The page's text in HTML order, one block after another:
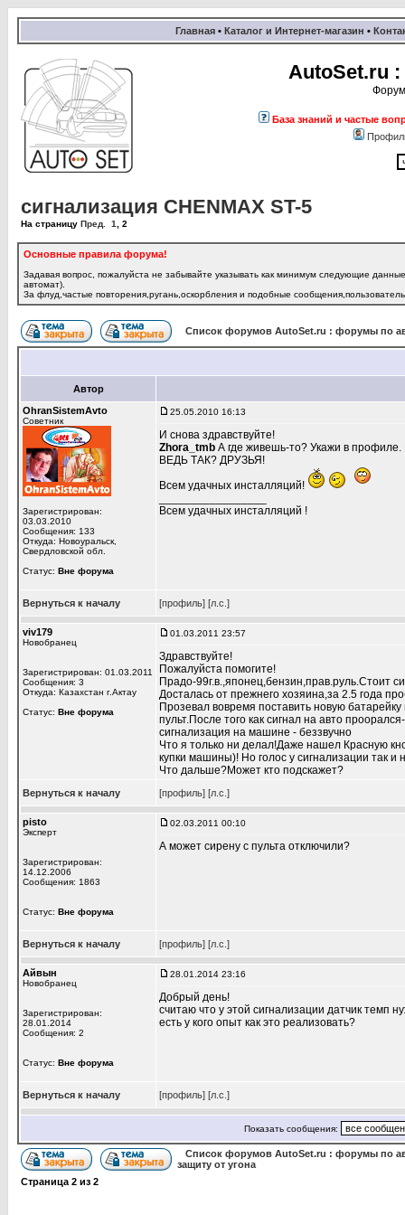
Главная • Каталог и Интернет-магазин •
AutoSet.ru
База знаний и частые
сигнализация CHENMAX ST-5
На страницу Пред. 1 2
Основные правила форума!
Задавая вопрос, пожалуйста не забывайте указывать как минимум следующие
автомат).
За флуд,частые повторения,ругань,оскорбления и подобные
Список форумов AutoSet.ru : форумы по
Автор
OhranSistemAvto
Советник
Зарегистрирован:
03.03.2010
Сообщения: 133
Откуда: Новоуральск,
Свердловской обл.
Статус: Вне форума
25.05.2010 16:13
И снова здравствуйте!
Zhora_tmb А где живешь-то? Укажи в профиле.
ВЕДЬ ТАК? ДРУЗЬЯ!
Всем удачных инсталляций!
Всем удачных инсталляций !
Вернуться к началу [профиль] [л.с.]
viv179
Новобранец
Зарегистрирован: 01.03.2011
Сообщения: 3
Откуда: Казахстан г.Актау
Статус: Вне форума
01.03.2011 23:57
Здравствуйте!
Пожалуйста помогите!
Прадо-99г.в.,японец,бензин,прав.руль.Стоит
Досталась от прежнего хозяина,за 2.5 года
Прозевал вовремя поставить новую
пульт.После того как сигнал на авто
сигнализация на машине - беззвучно
Что я только ни делал!Даже нашел Красную
купки машины)! Но голос у сигнализации так и
Что дальше?Может кто подскажет?
Вернуться к началу [профиль] [л.с.]
pisto
Эксперт
Зарегистрирован:
14.12.2006
Сообщения: 1863
Статус: Вне форума
02.03.2011 00:10
А может сирену с пульта отключили?
Вернуться к началу [профиль] [л.с.]
Айвын
Новобранец
Зарегистрирован:
28.01.2014
Сообщения: 2
Статус: Вне форума
28.01.2014 23:16
Добрый день!
считаю что у этой сигнализации датчик темп
есть у кого опыт как это реализовать?
Вернуться к началу [профиль] [л.с.]
Показать сообщения:
Список форумов AutoSet.ru : форумы по
защиту от угона
Страница 2 из 2